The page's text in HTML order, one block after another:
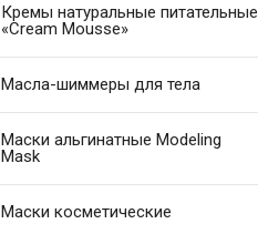
Кремы натуральные питательные
«Cream Mousse»
Масла-шиммеры для тела
Маски альгинатные Modeling
Mask
Маски косметические